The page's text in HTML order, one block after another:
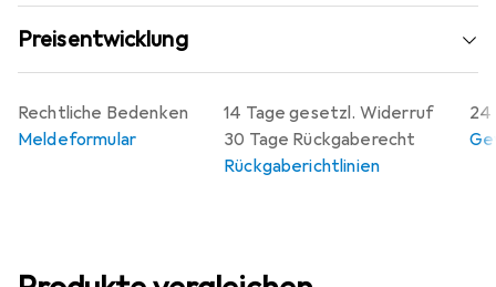
Preisentwicklung
14 Tage gesetzl. Widerruf
30 Tage Rückgaberecht
Rückgaberichtlinien
24
Rechtliche Bedenken
Meldeformular